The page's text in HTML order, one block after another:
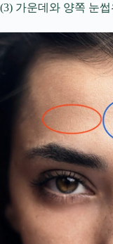
(3) 가운데와 양쪽 눈